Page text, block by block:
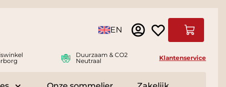
Taal EN
Duurzaam & CO2
Neutraal
Klantenservice